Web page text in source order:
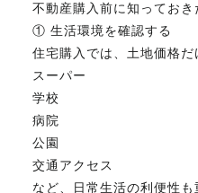
不動産購入前に知っておき
① 生活環境を確認する
住宅購入では、土地価格だ
スーパー
学校
病院
公園
交通アクセス
など、日常生活の利便性も